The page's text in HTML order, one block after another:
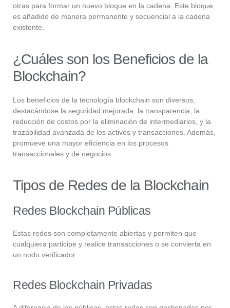
otras para formar un nuevo bloque en la cadena. Este bloque
es añadido de manera permanente y secuencial a la cadena
existente.
¿Cuáles son los Beneficios de la
Blockchain?
Los beneficios de la tecnología blockchain son diversos,
destacándose la seguridad mejorada, la transparencia, la
reducción de costos por la eliminación de intermediarios, y la
trazabilidad avanzada de los activos y transacciones. Además,
promueve una mayor eficiencia en los procesos
transaccionales y de negocios.
Tipos de Redes de la Blockchain
Redes Blockchain Públicas
Estas redes son completamente abiertas y permiten que
cualquiera participe y realice transacciones o se convierta en
un nodo verificador.
Redes Blockchain Privadas